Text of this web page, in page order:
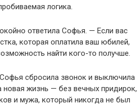
логика.
ответила Софья. — Если вас
которая оплатила ваш юбилей,
найти кого-то получше.
сбросила звонок и выключила
новая жизнь — без вечных придирок,
и мужа, который никогда не был